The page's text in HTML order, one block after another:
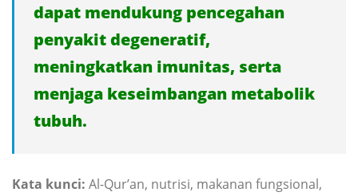
dapat mendukung pencegahan
penyakit degeneratif,
meningkatkan imunitas, serta
menjaga keseimbangan metabolik
tubuh.
Kata kunci: Al-Qur’an, nutrisi, makanan fungsional,